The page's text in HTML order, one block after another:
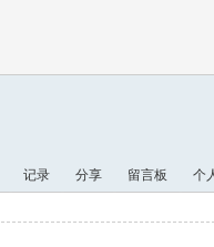
记录 分享 留言板 个